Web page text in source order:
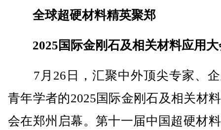
全球超硬材料精英聚郑
2025国际金刚石及相关材料应用
7月26日，汇聚中外顶尖专家、企
青年学者的2025国际金刚石及相关材
会在郑州启幕。第十一届中国超硬材